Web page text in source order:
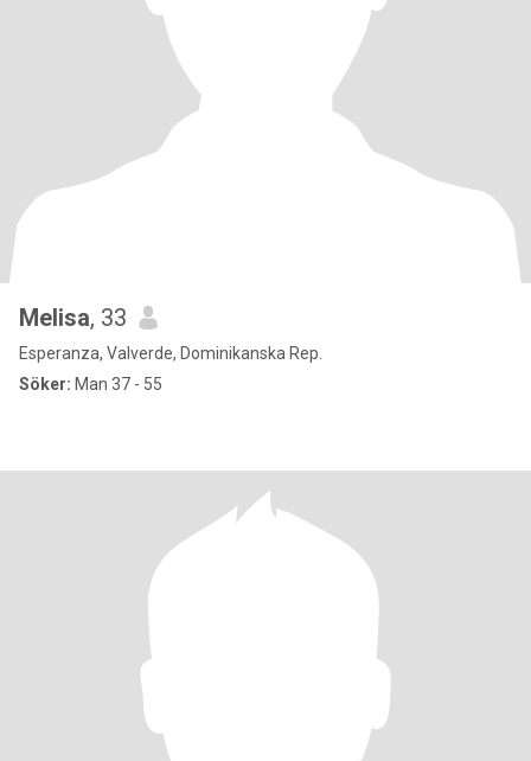
Melisa, 33
Esperanza, Valverde, Dominikanska Rep.
Söker: Man 37 - 55